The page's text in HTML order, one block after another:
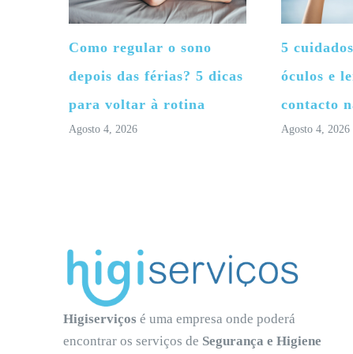
Como regular o sono
depois das férias? 5 dicas
para voltar à rotina
Agosto 4, 2026
5
óculos e
contacto
Agosto 4, 2026
Higiserviços é uma empresa onde poderá
encontrar os serviços de Segurança e Higiene